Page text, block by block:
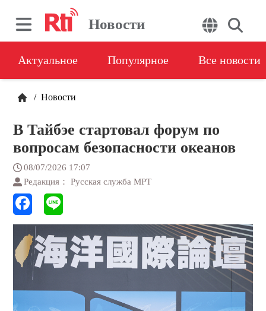
Новости
Актуальное Популярное Все новости
/ Новости
В Тайбэе стартовал форум по
вопросам безопасности океанов
08/07/2026 17:07
Редакция： Русская служба МРТ